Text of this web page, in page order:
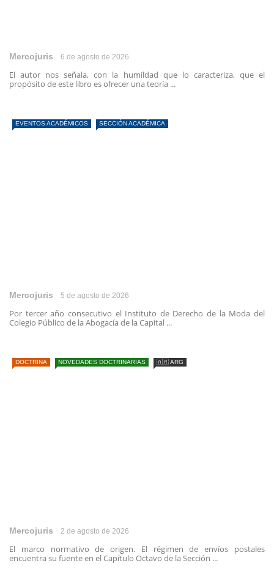
Mercojuris 6 de agosto de 2026
El autor nos señala, con la humildad que lo caracteriza, que el
propósito de este libro es ofrecer una teoría ...
EVENTOS ACADÉMICOS SECCIÓN ACADÉMICA
Mercojuris 5 de agosto de 2026
Por tercer año consecutivo el Instituto de Derecho de la Moda del
Colegio Público de la Abogacía de la Capital ...
DOCTRINA NOVEDADES DOCTRINARIAS 🇦🇷 ARG
Mercojuris 2 de agosto de 2026
El marco normativo de origen. El régimen de envíos postales
encuentra su fuente en el Capítulo Octavo de la Sección ...